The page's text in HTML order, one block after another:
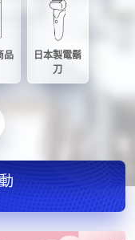
品
日本製電鬍
刀